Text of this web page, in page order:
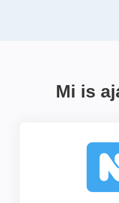
Mi is